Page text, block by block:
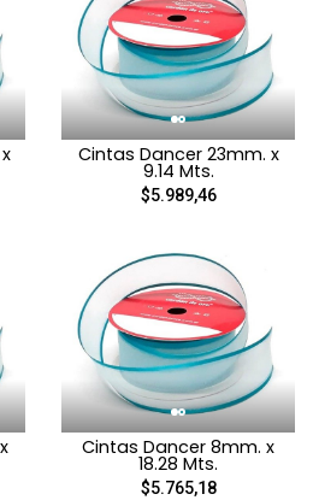
Cintas Dancer 23mm. x
9.14 Mts.
$5.989,46
Cintas Dancer 8mm. x
18.28 Mts.
$5.765,18